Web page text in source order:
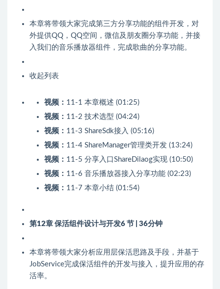
本章将带领大家完成第三方分享功能的组件开发，对
外提供QQ，QQ空间，微信及朋友圈分享功能，并接
入我们的音乐播放器组件，完成歌曲的分享功能。
收起列表
视频： 11-1 本章概述 (01:25)
视频： 11-2 技术选型 (04:24)
视频： 11-3 ShareSdk接入 (05:16)
视频： 11-4 ShareManager管理类开发 (13:24)
视频： 11-5 分享入口ShareDilaog实现 (10:50)
视频： 11-6 音乐播放器接入分享功能 (02:23)
视频： 11-7 本章小结 (01:54)
第12章 保活组件设计与开发6 节 | 36分钟
本章将带领大家分析应用层保活思路及手段，并基于
JobService完成保活组件的开发与接入，提升应用的存
活率。